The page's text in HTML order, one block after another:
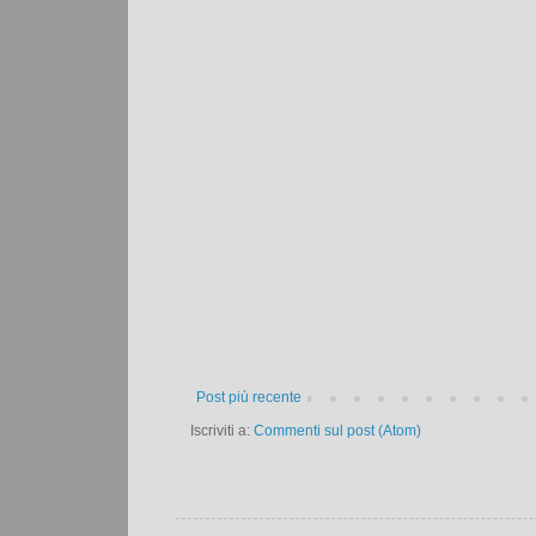
Post più recente
Iscriviti a: Commenti sul post (Atom)